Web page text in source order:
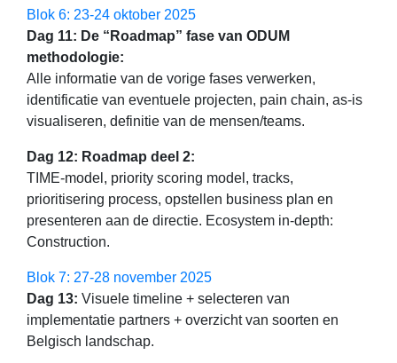
Blok 6: 23-24 oktober 2025
Dag 11: De “Roadmap” fase van ODUM
methodologie:
Alle informatie van de vorige fases verwerken,
identificatie van eventuele projecten, pain chain, as-is
visualiseren, definitie van de mensen/teams.
Dag 12: Roadmap deel 2​:
TIME-model, priority scoring model, tracks,
prioritisering process, opstellen business plan en
presenteren aan de directie. Ecosystem in-depth:
Construction.
Blok 7: 27-28 november 2025
Dag 13: Visuele timeline + selecteren van
implementatie partners + overzicht van soorten en
Belgisch landschap. ​